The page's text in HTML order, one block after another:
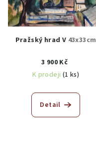
Pražský hrad V 43x33cm
3 900 Kč
K prodeji (1 ks)
Detail